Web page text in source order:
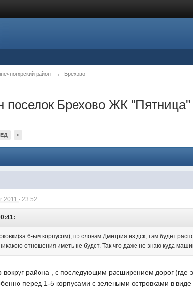
район → Брёхово
поселок Брехово ЖК "Пятница"
»
2011 - 23:52
6-ым корпусом), по словам Дмитрия из дск, там будет
отношения иметь не будет. Так что даже не знаю куда
вокруг района , с последующим расширением дорог (где
перед 1-5 корпусами с зелеными островками в